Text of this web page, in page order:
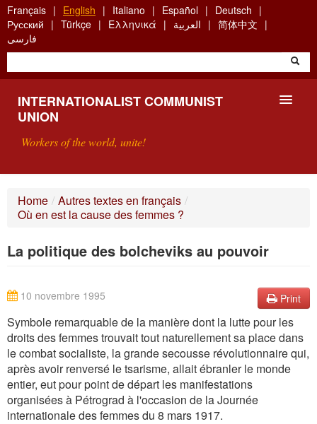
Skip
to
main
content
Français English Italiano Español
Deutsch
Русский
Türkçe Ελληνικά العربية
简体中文
فارسی
INTERNATIONALIST COMMUNIST
UNION
Workers of the world, unite!
ABOUT THE ICU
SEARCH
Home / Autres textes en français /
Où en est la cause des femmes ?
La politique des bolcheviks au pouvoir
Print
10 novembre 1995
Symbole remarquable de la manière dont la lutte pour les
droits des femmes trouvait tout naturellement sa place dans
le combat socialiste, la grande secousse révolutionnaire qui,
après avoir renversé le tsarisme, allait ébranler le monde
entier, eut pour point de départ les manifestations
organisées à Pétrograd à l'occasion de la Journée
internationale des femmes du 8 mars 1917.